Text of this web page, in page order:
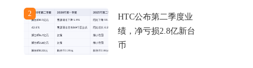
2
HTC公布第二季度业
绩，净亏损2.8亿新台
币